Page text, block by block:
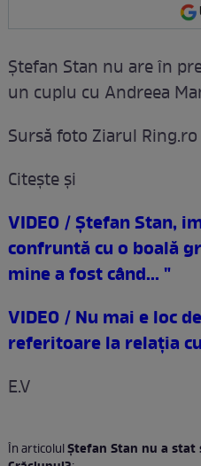
Ştefan Stan nu are în
un cuplu cu Andreea
Sursă foto Ziarul Ring.ro
Citeşte şi
VIDEO / Ştefan Stan,
confruntă cu o boală
mine a fost când... "
VIDEO / Nu mai e loc
referitoare la relaţia
E.V
În articolulŞtefan Stan nu a stat